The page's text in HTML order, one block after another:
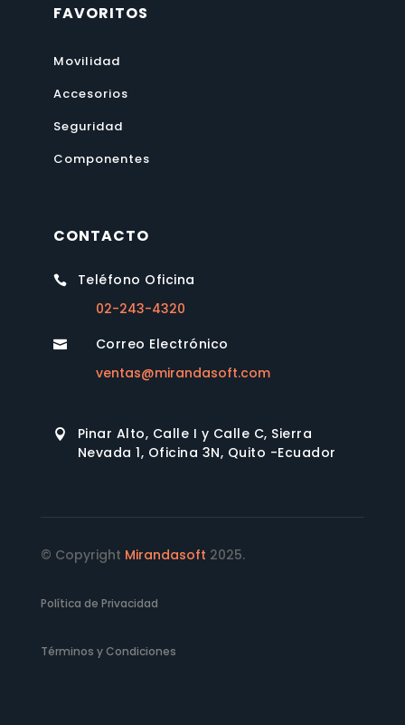
FAVORITOS
Movilidad
Accesorios
Seguridad
Componentes
CONTACTO

Teléfono Oficina
02-243-4320

Correo Electrónico
ventas@mirandasoft.com

Pinar Alto, Calle I y Calle C, Sierra
Nevada 1, Oficina 3N, Quito -Ecuador
© Copyright Mirandasoft 2025.
Política de Privacidad
Términos y Condiciones